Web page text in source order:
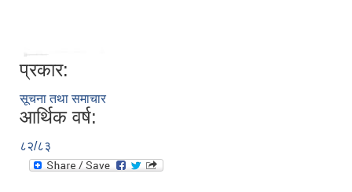
प्रकार:
सूचना तथा समाचार
आर्थिक वर्ष:
८२/८३